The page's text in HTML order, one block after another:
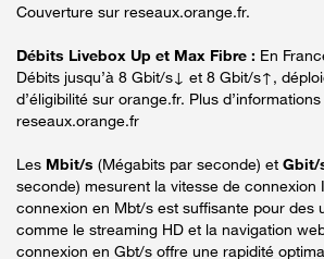
Couverture sur reseaux.orange.fr.
Débits Livebox Up et Max Fibre : En
Débits jusqu’à 8 Gbit/s↓ et 8 Gbit/s↑,
d’éligibilité sur orange.fr. Plus
reseaux.orange.fr
Les Mbit/s (Mégabits par seconde) et Gbit/
seconde) mesurent la vitesse de connexion
connexion en Mbt/s est suffisante pour des
comme le streaming HD et la navigation
connexion en Gbt/s offre une rapidité